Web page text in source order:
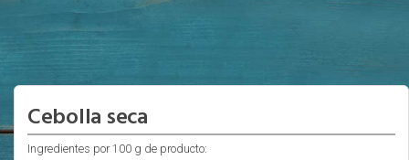
Cebolla seca
Ingredientes por 100 g de producto: